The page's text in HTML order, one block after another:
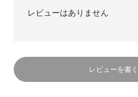
レビューはありません
レビューを書く